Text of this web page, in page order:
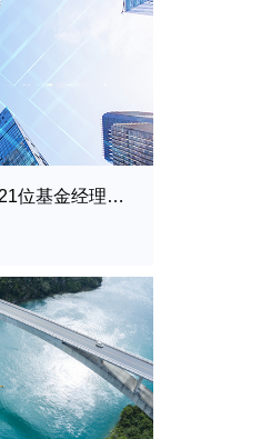
易方达一年内21位基金经理产品净值翻倍